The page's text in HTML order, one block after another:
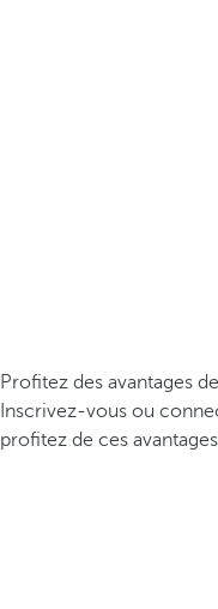
Profitez des avantages
Inscrivez-vous ou
profitez de ces